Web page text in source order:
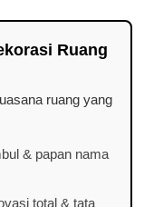
Ruang
ruang yang
& papan nama
total & tata